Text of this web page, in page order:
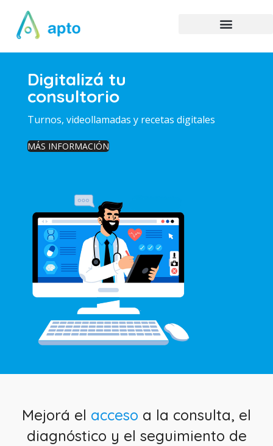
Digitalizá tu
consultorio
Turnos, videollamadas y recetas digitales
MÁS INFORMACIÓN
Mejorá el acceso a la consulta, el
diagnóstico y el seguimiento de